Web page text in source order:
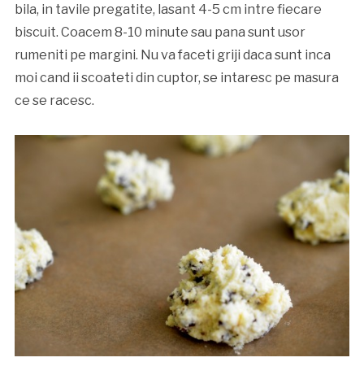
bila, in tavile pregatite, lasant 4-5 cm intre fiecare
biscuit. Coacem 8-10 minute sau pana sunt usor
rumeniti pe margini. Nu va faceti griji daca sunt inca
moi cand ii scoateti din cuptor, se intaresc pe masura
ce se racesc.